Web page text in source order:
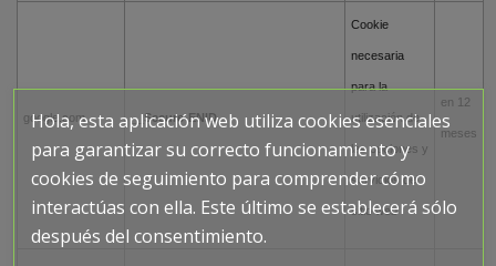
google.com __Secure-ENID
Cookie
necesaria
para la
utilización de
las opciones y
servicios del
sitio web
en 12
meses
Hola, esta aplicación web utiliza cookies esenciales
para garantizar su correcto funcionamiento y
cookies de seguimiento para comprender cómo
interactúas con ella. Este último se establecerá sólo
después del consentimiento.